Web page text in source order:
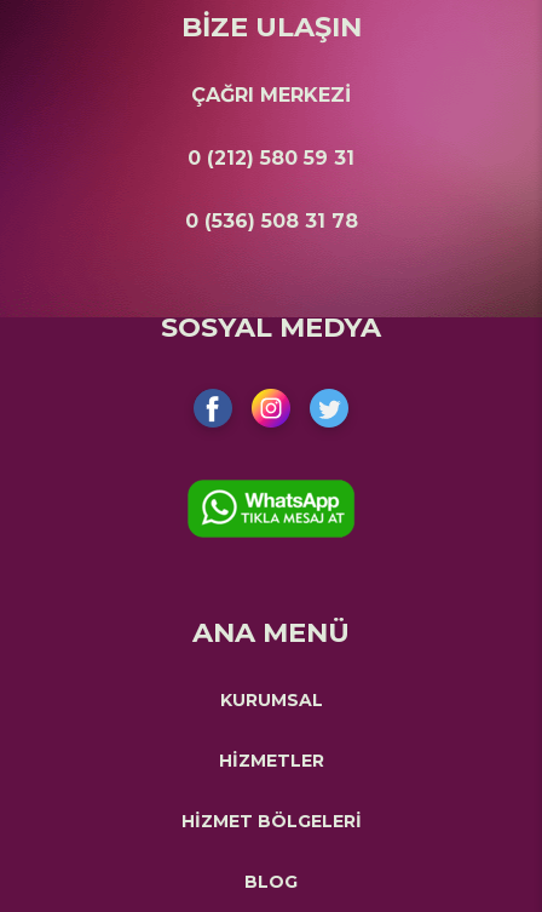
BİZE ULAŞIN
ÇAĞRI MERKEZİ
0 (212) 580 59 31
0 (536) 508 31 78
SOSYAL MEDYA
ANA MENÜ
KURUMSAL
HİZMETLER
HİZMET BÖLGELERİ
BLOG